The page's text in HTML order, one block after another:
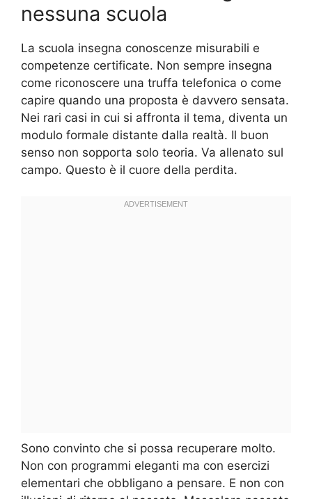
nessuna scuola
La scuola insegna conoscenze misurabili e
competenze certificate. Non sempre insegna
come riconoscere una truffa telefonica o come
capire quando una proposta è davvero sensata.
Nei rari casi in cui si affronta il tema, diventa un
modulo formale distante dalla realtà. Il buon
senso non sopporta solo teoria. Va allenato sul
campo. Questo è il cuore della perdita.
Sono convinto che si possa recuperare molto.
Non con programmi eleganti ma con esercizi
elementari che obbligano a pensare. E non con